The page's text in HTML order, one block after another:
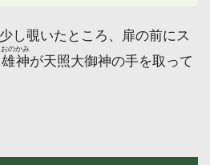
し覗いたところ、扉の前にス
神
のかみ
が天照大御神の手を取って